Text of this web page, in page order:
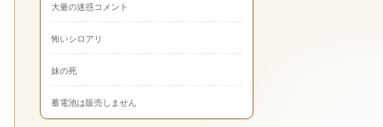
大量の迷惑コメント
怖いシロアリ
妹の死
蓄電池は販売しません